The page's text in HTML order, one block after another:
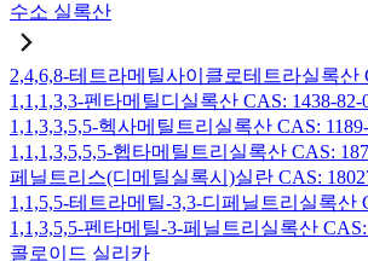
수소 실록산
2,4,6,8-테트라메틸사이클로테트라실록산
1,1,1,3,3-펜타메틸디실록산 CAS: 1438-82-
1,1,3,3,5,5-헥사메틸트리실록산 CAS:
1,1,1,3,5,5,5-헵타메틸트리실록산 CAS:
페닐트리스(디메틸실록시)실란 CAS:
1,1,5,5-테트라메틸-3,3-디페닐트리실록산
1,1,3,5,5-펜타메틸-3-페닐트리실록산 CAS:
콜로이드 실리카